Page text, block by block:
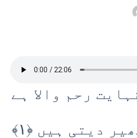
رحم والا ہے
بکھیرنے والیوں کی قسم جو اُڑا کر بکھیر دیتی ہیں ﴿۱﴾